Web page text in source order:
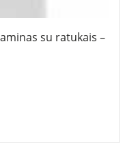
su ratukais –